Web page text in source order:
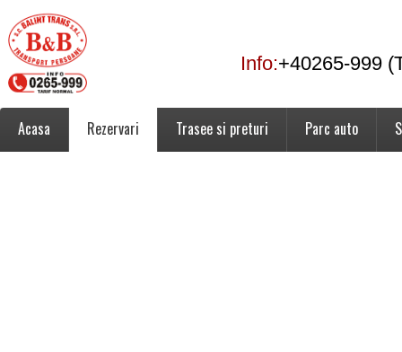
Info:+40265-999
Acasa Rezervari Trasee si preturi Parc auto